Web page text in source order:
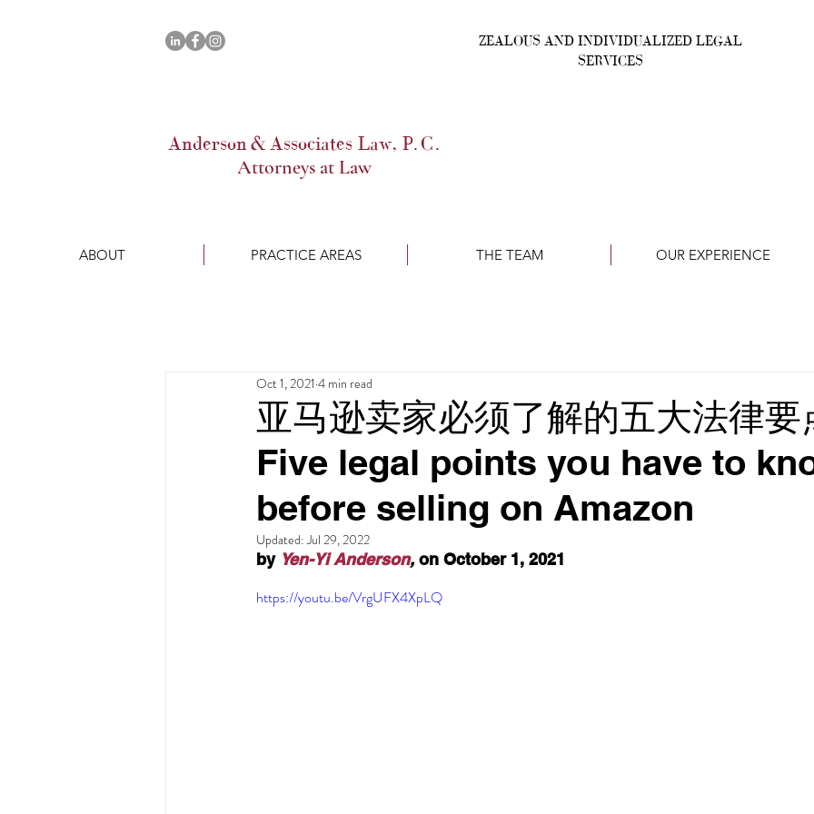
Anderson & Associates Law, P.C.
Attorneys at Law
ZEALOUS AND INDIVIDUALIZED LEGAL
SERVICES
ABOUT PRACTICE AREAS THE TEAM OUR EXPERIENCE
亚马逊卖家必须了解的五大法律要
Five legal points you have to
before selling on Amazon
Oct 1, 2021 4 min read
Updated:Jul 29, 2022
by Yen-Yi Anderson, on October 1, 2021
https://youtu.be/VrgUFX4XpLQ